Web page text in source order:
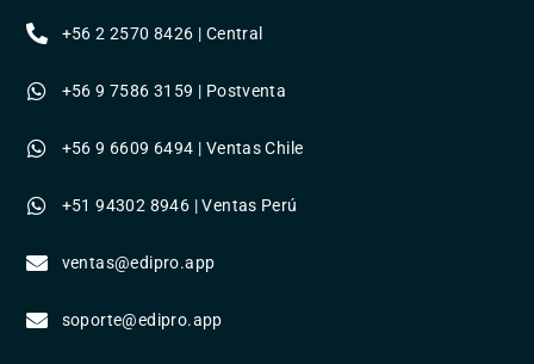
+56 2 2570 8426 | Central
+56 9 7586 3159 | Postventa
+56 9 6609 6494 | Ventas Chile
+51 94302 8946 | Ventas Perú
ventas@edipro.app
soporte@edipro.app